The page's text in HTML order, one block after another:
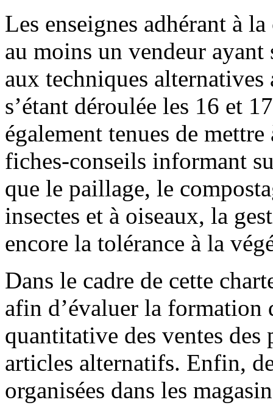
Les enseignes adhérant à
au moins un vendeur
aux techniques
s’étant déroulée les 16 et
également tenues de
fiches-conseils informant
que le paillage, le
insectes et à oiseaux, la
encore la tolérance à la
Dans le cadre de cette
afin d’évaluer la formation
quantitative des ventes
articles alternatifs. Enfin,
organisées dans les